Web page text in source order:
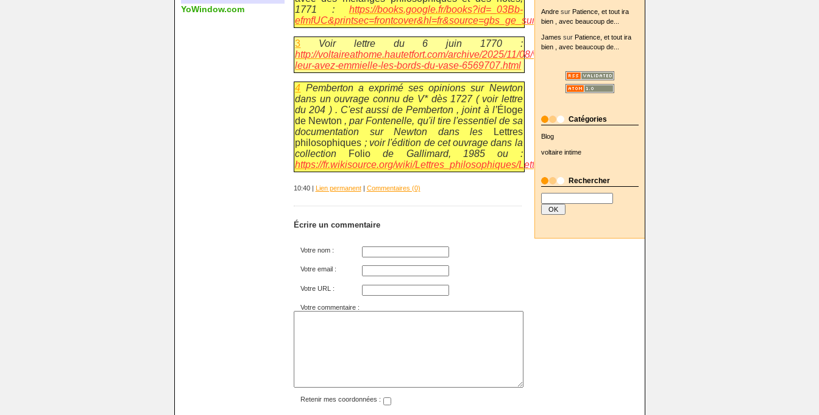
YoWindow.com yr.no Andresur Patience, et tout ira
bien , avec beaucoup de...
James sur Patience, et tout ira
bien , avec beaucoup de...
Catégories
Blog
voltaire intime
Rechercher
1771 : https://books.google.fr/books?id=_03Bb-
efmfUC&printsec=frontcover&hl=fr&source=gbs_ge_summary_r&cad=0#v=onepage&q&f=false
3 Voir lettre du 6 juin 1770 :
http://voltaireathome.hautetfort.com/archive/2025/11/08/vous-
leur-avez-emmielle-les-bords-du-vase-6569707.html
4 Pemberton a exprimé ses opinions sur Newton
dans un ouvrage connu de V* dès 1727 ( voir lettre
du 204 ) . C'est aussi de Pemberton , joint à l’Éloge
de Newton , par Fontenelle, qu'il tire l'essentiel de sa
documentation sur Newton dans les
Lettres
philosophiques ; voir l'édition de cet ouvrage dans la
collection Folio de Gallimard, 1985 ou :
https://fr.wikisource.org/wiki/Lettres_philosophiques/Lettre_14
10:40 | Lien permanent| Commentaires (0)
Écrire un commentaire
Votre nom :
Votre email :
Votre URL :
Votre commentaire :
Retenir mes coordonnées :